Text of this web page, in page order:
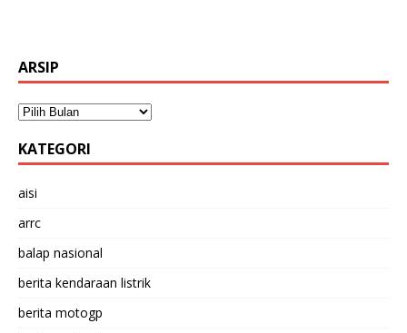
ARSIP
KATEGORI
aisi
arrc
balap nasional
berita kendaraan listrik
berita motogp